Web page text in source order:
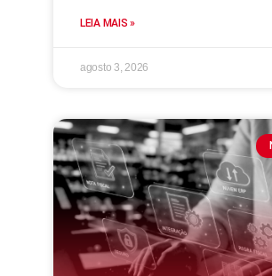
LEIA MAIS »
agosto 3, 2026